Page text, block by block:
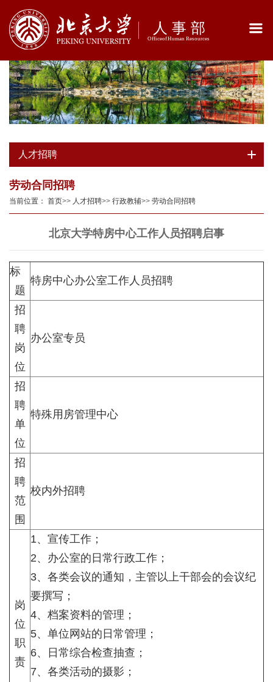
人才招聘
劳动合同招聘
当前位置： 首页>> 人才招聘>> 行政教辅>> 劳动合同招聘
北京大学特房中心工作人员招聘启事
标
题
特房中心办公室工作人员招聘
招
聘
岗
位
办公室专员
招
聘
单
位
特殊用房管理中心
招
聘
范
围
校内外招聘
岗
位
职
责
1、宣传工作；
2、办公室的日常行政工作；
3、各类会议的通知，主管以上干部会的会议纪
要撰写；
4、档案资料的管理；
5、单位网站的日常管理；
6、日常综合检查抽查；
7、各类活动的摄影；